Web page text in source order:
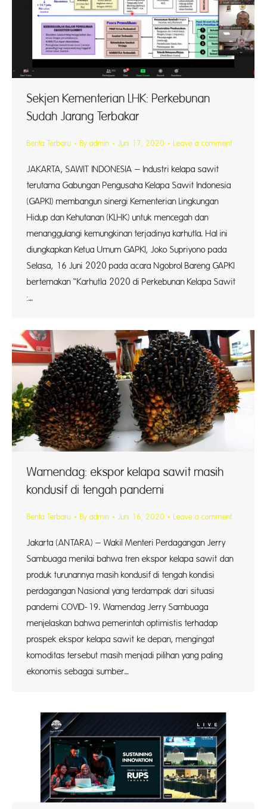
Sekjen Kementerian LHK: Perkebunan
Sudah Jarang Terbakar
Berita Terbaru By admin Juni 17, 2020 Leave a comment
JAKARTA, SAWIT INDONESIA – Industri kelapa sawit
terutama Gabungan Pengusaha Kelapa Sawit Indonesia
(GAPKI) membangun sinergi Kementerian Lingkungan
Hidup dan Kehutanan (KLHK) untuk mencegah dan
menanggulangi kemungkinan terjadinya karhutla. Hal ini
diungkapkan Ketua Umum GAPKI, Joko Supriyono pada
Selasa, 16 Juni 2020 pada acara Ngobrol Bareng GAPKI
bertemakan “Karhutla 2020 di Perkebunan Kelapa Sawit
:…
Wamendag: ekspor kelapa sawit masih
kondusif di tengah pandemi
Berita Terbaru By admin Juni 16, 2020 Leave a comment
Jakarta (ANTARA) – Wakil Menteri Perdagangan Jerry
Sambuaga menilai bahwa tren ekspor kelapa sawit dan
produk turunannya masih kondusif di tengah kondisi
perdagangan Nasional yang terdampak dari situasi
pandemi COVID-19. Wamendag Jerry Sambuaga
menjelaskan bahwa pemerintah optimistis terhadap
prospek ekspor kelapa sawit ke depan, mengingat
komoditas tersebut masih menjadi pilihan yang paling
ekonomis sebagai sumber…